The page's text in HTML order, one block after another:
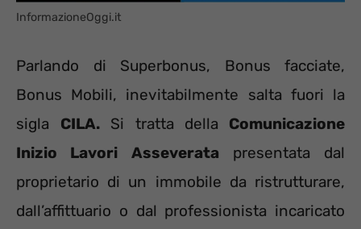
InformazioneOggi.it
Parlando di Superbonus, Bonus facciate,
Bonus Mobili, inevitabilmente salta fuori la
sigla CILA.Si tratta della Comunicazione
Inizio Lavori Asseverata presentata dal
proprietario di un immobile da ristrutturare,
dall’affittuario o dal professionista incaricato